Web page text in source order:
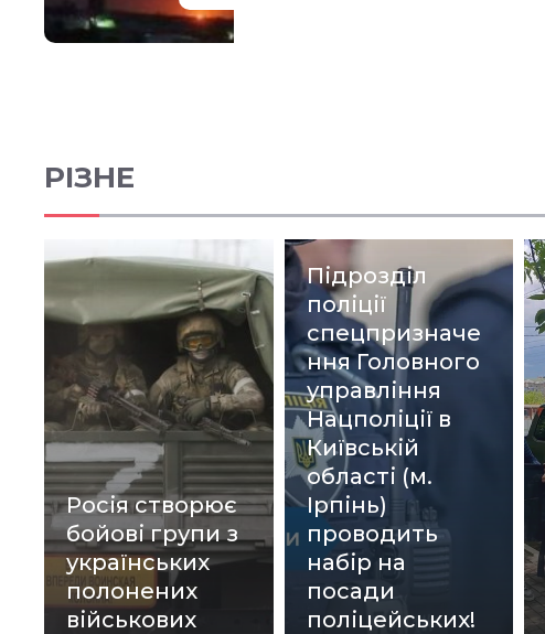
РІЗНЕ
Росія створює
бойові групи з
українських
полонених
військових
Підрозділ
поліції
спецпризначе
ння Головного
управління
Нацполіції в
Київській
області (м.
Ірпінь)
проводить
набір на
посади
поліцейських!